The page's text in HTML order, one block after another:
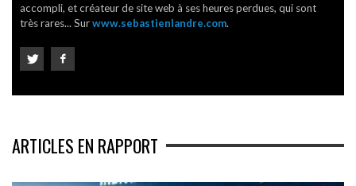
accompli, et créateur de site web à ses heures perdues, qui sont
très rares... Surwww.sebastienlandre.com.
ARTICLES EN RAPPORT